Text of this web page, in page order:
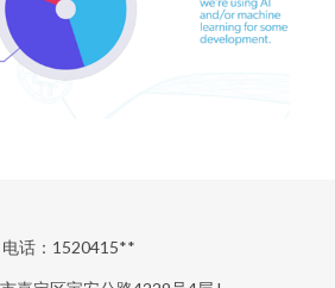
电话：1520415**